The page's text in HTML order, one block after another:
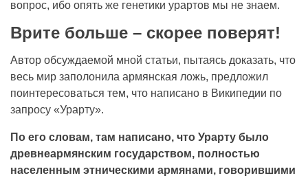
вопрос, ибо опять же генетики урартов мы не знаем.
Врите больше – скорее поверят!
Автор обсуждаемой мной статьи, пытаясь доказать, что
весь мир заполонила армянская ложь, предложил
поинтересоваться тем, что написано в Википедии по
запросу «Урарту».
По его словам, там написано, что Урарту было
древнеармянским государством, полностью
населенным этническими армянами, говорившими